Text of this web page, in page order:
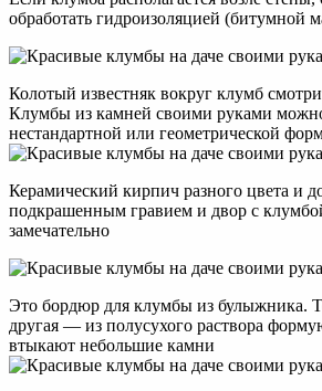
обработать гидроизоляцией (битумной
Колотый известняк вокруг клумб
Клумбы из камней своими руками
нестандартной или геометрической
Керамический кирпич разного цвета и
подкрашенным гравием и двор с
замечательно
Это бордюр для клумбы из булыжника.
другая — из полусухого раствора
втыкают небольшие камни